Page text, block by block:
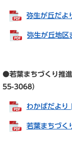
弥生が丘だよ
弥生が丘地区
●若葉まちづくり
55-3068）
わかばだより
若葉まちづく